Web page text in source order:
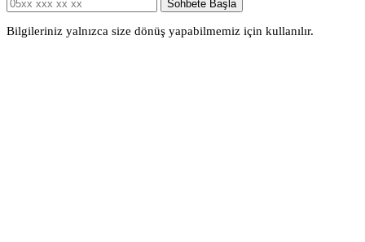
Sohbete Başla
Bilgileriniz yalnızca size dönüş yapabilmemiz için kullanılır.